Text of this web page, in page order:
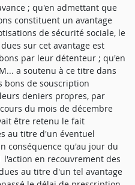
; qu'en admettant que
constituent un avantage
de sécurité sociale, le
sur cet avantage est
par leur détenteur ; qu'en
a soutenu à ce titre dans
bons de souscription
deniers propres, par
du mois de décembre
être retenu le fait
au titre d'un éventuel
conséquence qu'au jour du
en recouvrement des
au titre d'un tel avantage